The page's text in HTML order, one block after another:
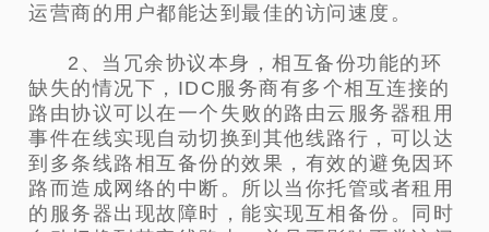
运营商的用户都能达到最佳的访问速度。
2、当冗余协议本身，相互备份功能的环
缺失的情况下，IDC服务商有多个相互连接的
路由协议可以在一个失败的路由云服务器租用
事件在线实现自动切换到其他线路行，可以达
到多条线路相互备份的效果，有效的避免因环
路而造成网络的中断。所以当你托管或者租用
的服务器出现故障时，能实现互相备份。同时